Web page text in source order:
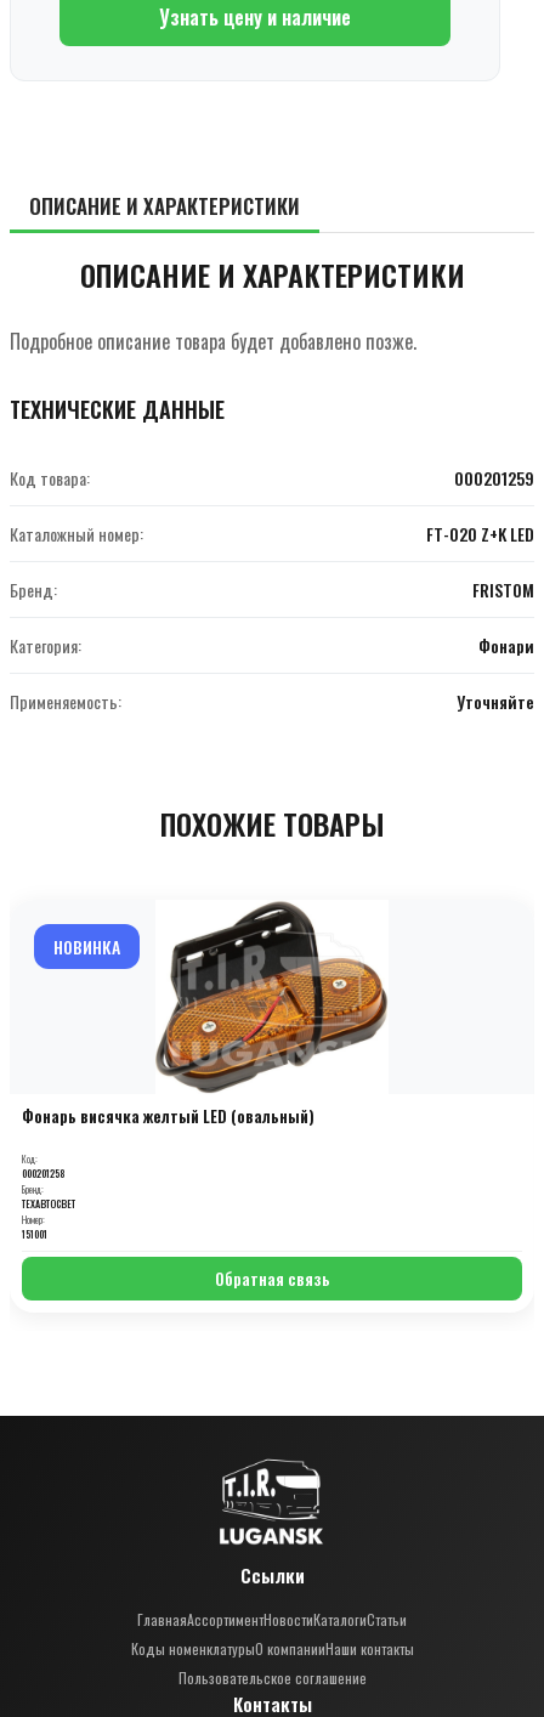
Узнать цену и наличие
ОПИСАНИЕ И ХАРАКТЕРИСТИКИ
ОПИСАНИЕ И ХАРАКТЕРИСТИКИ
Подробное описание товара будет добавлено позже.
ТЕХНИЧЕСКИЕ ДАННЫЕ
Код товара: 000201259
Каталожный номер: FT-020 Z+K LED
Бренд: FRISTOM
Категория: Фонари
Применяемость: Уточняйте
ПОХОЖИЕ ТОВАРЫ
НОВИНКА
Фонарь висячка желтый LED (овальный)
Код:
000201258
Бренд:
ТЕХАВТОСВЕТ
Номер:
151001
Обратная связь
Ссылки
ГлавнаяАссортиментНовостиКаталогиСтатьи
Коды номенклатурыО компанииНаши контакты
Пользовательское соглашение
Контакты